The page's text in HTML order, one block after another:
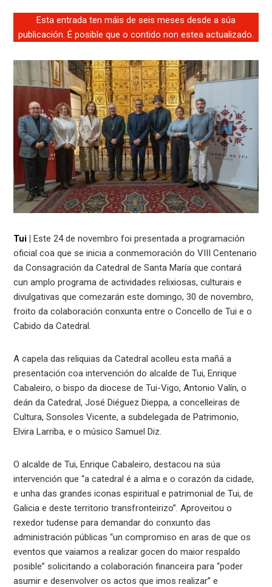
Esta entrada ten máis de seis meses desde a súa
publicación. É posible que o contido non estea actualizado.
Tui | Este 24 de novembro foi presentada a programación
oficial coa que se inicia a conmemoración do VIII Centenario
da Consagración da Catedral de Santa María que contará
cun amplo programa de actividades relixiosas, culturais e
divulgativas que comezarán este domingo, 30 de novembro,
froito da colaboración conxunta entre o Concello de Tui e o
Cabido da Catedral.
A capela das reliquias da Catedral acolleu esta mañá a
presentación coa intervención do alcalde de Tui, Enrique
Cabaleiro, o bispo da diocese de Tui-Vigo, Antonio Valín, o
deán da Catedral, José Diéguez Dieppa, a concelleiras de
Cultura, Sonsoles Vicente, a subdelegada de Patrimonio,
Elvira Larriba, e o músico Samuel Diz.
O alcalde de Tui, Enrique Cabaleiro, destacou na súa
intervención que “a catedral é a alma e o corazón da cidade,
e unha das grandes iconas espiritual e patrimonial de Tui, de
Galicia e deste territorio transfronteirizo”. Aproveitou o
rexedor tudense para demandar do conxunto das
administración públicas “un compromiso en aras de que os
eventos que vaiamos a realizar gocen do maior respaldo
posible” solicitando a colaboración financeira para “poder
asumir e desenvolver os actos que imos realizar” e